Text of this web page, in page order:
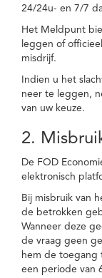
24/24u- en 7/7
Het Meldpunt
leggen of
misdrijf.
Indien u het
neer te leggen,
van uw keuze.
2.
De FOD
elektronisch
Bij misbruik van
de betrokken
Wanneer deze
de vraag geen
hem de
een periode van